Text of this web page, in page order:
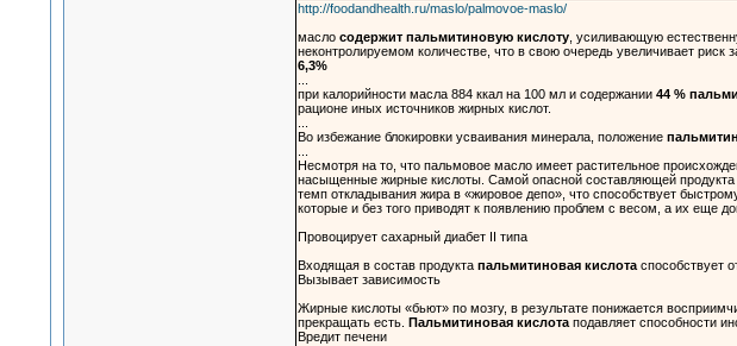
http://foodandhealth.ru/maslo/palmovoe-maslo/
масло содержит пальмитиновую кислоту, усиливающую
неконтролируемом количестве, что в свою очередь увеличивает риск
6,3%
при калорийности масла 884 ккал на 100 мл и содержании 44 %
рационе иных источников жирных кислот.
Во избежание блокировки усваивания минерала, положение
Несмотря на то, что пальмовое масло имеет растительное
насыщенные жирные кислоты. Самой опасной составляющей продукта
темп откладывания жира в «жировое депо», что способствует
которые и без того приводят к появлению проблем с весом, а их еще
Провоцирует сахарный диабет II типа
Входящая в состав продукта пальмитиновая кислотаспособствует
Вызывает зависимость
Жирные кислоты «бьют» по мозгу, в результате понижается
прекращать есть.
Пальмитиновая кислотаподавляет способности
Вредит печени